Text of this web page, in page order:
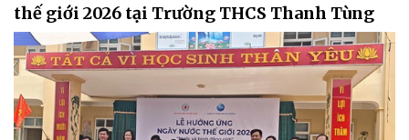
thế giới 2026 tại Trường THCS Thanh Tùng